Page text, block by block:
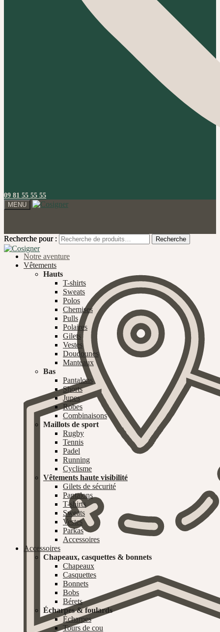
09 81 55 55 55
MENU
Recherche pour : Recherche
Notre aventure
Recherche pour : Recherche
Vêtements
Hauts
T-shirts
Sweats
Polos
Chemises
Pulls
Polaires
Gilets
Vestes
Doudounes
Manteaux
Bas
Pantalons
Shorts
Jupes
Robes
Combinaisons
Maillots de sport
Rugby
Tennis
Padel
Running
Cyclisme
Vêtements haute visibilité
Gilets de sécurité
Pantalons
T-shirts
Sweats
Vestes
Parkas
Accessoires
Accessoires
Chapeaux, casquettes & bonnets
Chapeaux
Casquettes
Bonnets
Bobs
Bérets
Écharpes & foulards
Écharpes
Tours de cou